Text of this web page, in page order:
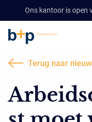
Ons kantoor is open
Terug naar